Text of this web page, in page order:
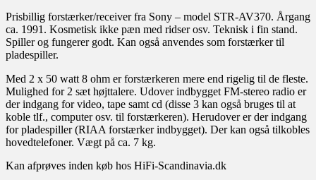
Prisbillig forstærker/receiver fra Sony – model STR-AV370. Årgang
ca. 1991. Kosmetisk ikke pæn med ridser osv. Teknisk i fin stand.
Spiller og fungerer godt. Kan også anvendes som forstærker til
pladespiller.
Med 2 x 50 watt 8 ohm er forstærkeren mere end rigelig til de fleste.
Mulighed for 2 sæt højttalere. Udover indbygget FM-stereo radio er
der indgang for video, tape samt cd (disse 3 kan også bruges til at
koble tlf., computer osv. til forstærkeren). Herudover er der indgang
for pladespiller (RIAA forstærker indbygget). Der kan også tilkobles
hovedtelefoner. Vægt på ca. 7 kg.
Kan afprøves inden køb hos HiFi-Scandinavia.dk